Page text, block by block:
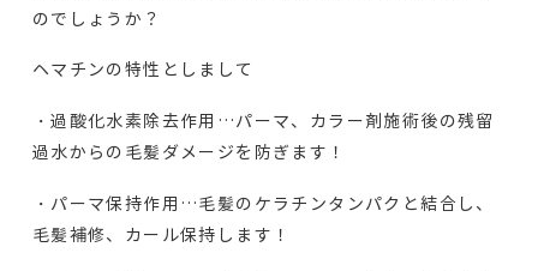
のでしょうか？
ヘマチンの特性としまして
・過酸化水素除去作用…パーマ、カラー剤施術後の残留
過水からの毛髪ダメージを防ぎます！
・パーマ保持作用…毛髪のケラチンタンパクと結合し、
毛髪補修、カール保持します！